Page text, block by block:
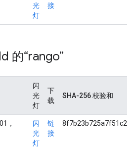
光
灯
接
的“rango”
闪
光
灯
下
载
SHA-256 校验和
，
闪
光
灯
链
接